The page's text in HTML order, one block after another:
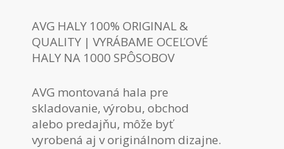
AVG HALY 100% ORIGINAL &
QUALITY | VYRÁBAME OCEĽOVÉ
HALY NA 1000 SPÔSOBOV
AVG montovaná hala pre
skladovanie, výrobu, obchod
alebo predajňu, môže byť
vyrobená aj v originálnom dizajne.